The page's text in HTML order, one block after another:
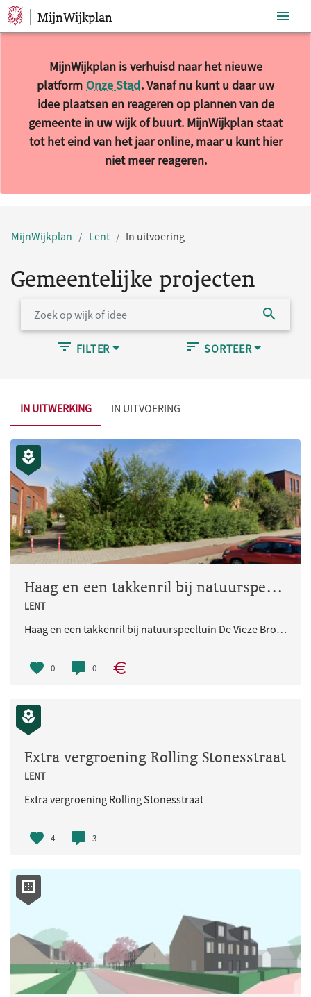
Sla navigatie over
MijnWijkplan
MijnWijkplan is verhuisd naar het nieuwe
platform Onze Stad. Vanaf nu kunt u daar uw
idee plaatsen en reageren op plannen van de
gemeente in uw wijk of buurt. MijnWijkplan staat
tot het eind van het jaar online, maar u kunt hier
niet meer reageren.
MijnWijkplan Lent In uitvoering
Gemeentelijke projecten
FILTER SORTEER
IN UITWERKING IN UITVOERING
Haag en een takkenril bij natuurspeeltuin De Vieze Broek
LENT
Haag en een takkenril bij natuurspeeltuin De Vieze Broek
0 0
Extra vergroening Rolling Stonesstraat
LENT
Extra vergroening Rolling Stonesstraat
4 3